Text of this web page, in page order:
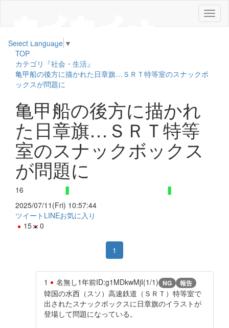
メ
ニ
Select Language ▼
TOP
カテゴリ『社会・生活』
亀甲船の後方に描かれた日章旗…ＳＲＴ特等室のスナックボ
ックスが問題に
亀甲船の後方に描かれ
た日章旗…ＳＲＴ特等
室のスナックボックス
が問題に
16
2025/07/11(Fri) 10:57:44
ツイート LINEお気に入り
15
0
1
1 名無し1年前ID:g1MDkwMjI(1/1) NG 報告
韓国の水西（スソ）高速鉄道（ＳＲＴ）特等室で
出されたスナックボックスに日章旗のイラストが
登場して問題になっている。